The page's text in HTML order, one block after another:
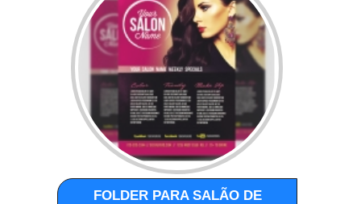
FOLDER PARA SALÃO DE